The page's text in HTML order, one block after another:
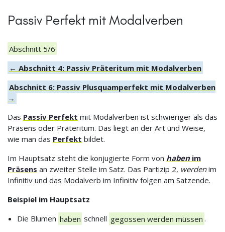
Passiv Perfekt mit Modalverben
Abschnitt 5/6
← Abschnitt 4: Passiv Präteritum mit Modalverben
Abschnitt 6: Passiv Plusquamperfekt mit Modalverben
→
Das Passiv Perfekt mit Modalverben ist schwieriger als das
Präsens oder Präteritum. Das liegt an der Art und Weise,
wie man das Perfekt bildet.
Im Hauptsatz steht die konjugierte Form von habenim
Präsens an zweiter Stelle im Satz. Das Partizip 2, werdenim
Infinitiv und das Modalverb im Infinitiv folgen am Satzende.
Beispiel im Hauptsatz
Die Blumen haben schnell gegossen werden müssen .